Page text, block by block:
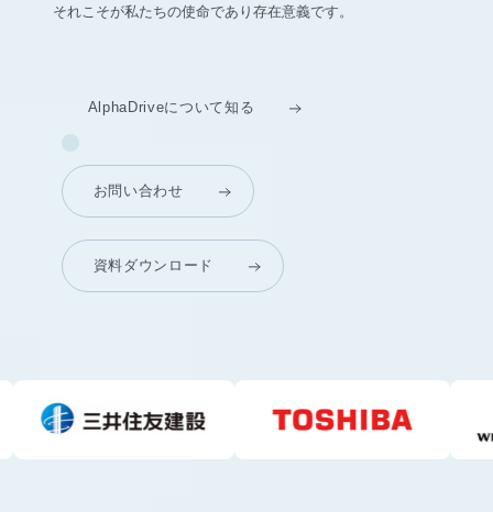
それこそが私たちの使命であり存在意義です。
AlphaDriveについて知る
お問い合わせ
資料ダウンロード